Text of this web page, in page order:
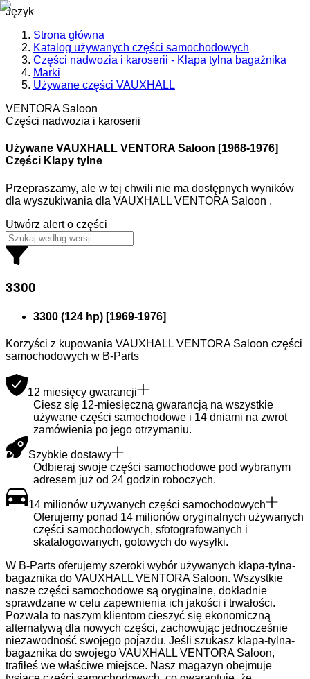
Język
Strona główna
Katalog używanych części samochodowych
Części nadwozia i karoserii - Klapa tylna bagażnika
Marki
Używane części VAUXHALL
VENTORA Saloon
Części nadwozia i karoserii
Używane VAUXHALL VENTORA Saloon [1968-1976]
Części Klapy tylne
Przepraszamy, ale w tej chwili nie ma dostępnych wyników
dla wyszukiwania dla VAUXHALL VENTORA Saloon .
Utwórz alert o części
3300
3300 (124 hp) [1969-1976]
Korzyści z kupowania VAUXHALL VENTORA Saloon części
samochodowych w B-Parts
12 miesięcy gwarancji
Ciesz się 12-miesięczną gwarancją na wszystkie
używane części samochodowe i 14 dniami na zwrot
zamówienia po jego otrzymaniu.
Szybkie dostawy
Odbieraj swoje części samochodowe pod wybranym
adresem już od 24 godzin roboczych.
14 milionów używanych części samochodowych
Oferujemy ponad 14 milionów oryginalnych używanych
części samochodowych, sfotografowanych i
skatalogowanych, gotowych do wysyłki.
W B-Parts oferujemy szeroki wybór używanych klapa-tylna-
bagaznika do VAUXHALL VENTORA Saloon. Wszystkie
nasze części samochodowe są oryginalne, dokładnie
sprawdzane w celu zapewnienia ich jakości i trwałości.
Pozwala to naszym klientom cieszyć się ekonomiczną
alternatywą dla nowych części, zachowując jednocześnie
niezawodność swojego pojazdu. Jeśli szukasz klapa-tylna-
bagaznika do swojego VAUXHALL VENTORA Saloon,
trafiłeś we właściwe miejsce. Nasz magazyn obejmuje